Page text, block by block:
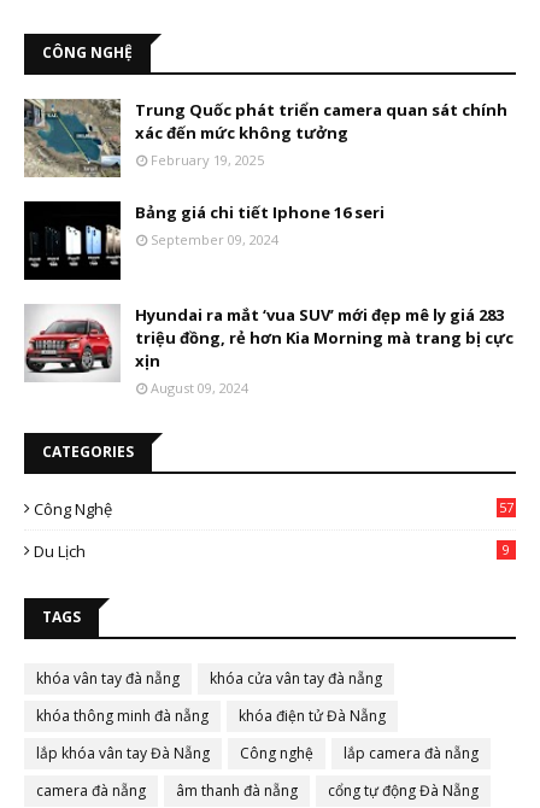
CÔNG NGHỆ
Trung Quốc phát triển camera quan sát chính
xác đến mức không tưởng
February 19, 2025
Bảng giá chi tiết Iphone 16 seri
September 09, 2024
Hyundai ra mắt ‘vua SUV’ mới đẹp mê ly giá 283
triệu đồng, rẻ hơn Kia Morning mà trang bị cực
xịn
August 09, 2024
CATEGORIES
Công Nghệ 57
Du Lịch 9
TAGS
khóa vân tay đà nẵng
khóa cửa vân tay đà nẵng
khóa thông minh đà nẵng
khóa điện tử Đà Nẵng
lắp khóa vân tay Đà Nẵng
Công nghệ
lắp camera đà nẵng
camera đà nẵng
âm thanh đà nẵng
cổng tự động Đà Nẵng